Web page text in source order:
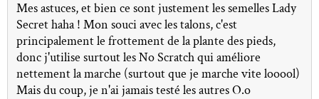
Mes astuces, et bien ce sont justement les semelles Lady
Secret haha ! Mon souci avec les talons, c'est
principalement le frottement de la plante des pieds,
donc j'utilise surtout les No Scratch qui améliore
nettement la marche (surtout que je marche vite looool)
Mais du coup, je n'ai jamais testé les autres O.o